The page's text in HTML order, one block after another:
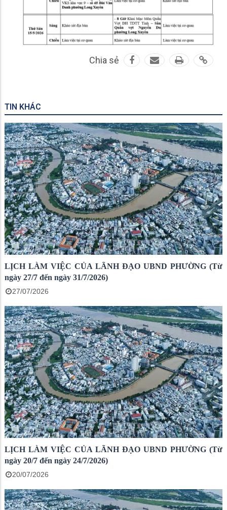
Chia sẻ
TIN KHÁC
LỊCH LÀM VIỆC CỦA LÃNH ĐẠO UBND PHƯỜNG (Từ
ngày 27/7 đến ngày 31/7/2026)
27/07/2026
LỊCH LÀM VIỆC CỦA LÃNH ĐẠO UBND PHƯỜNG (Từ
ngày 20/7 đến ngày 24/7/2026)
20/07/2026